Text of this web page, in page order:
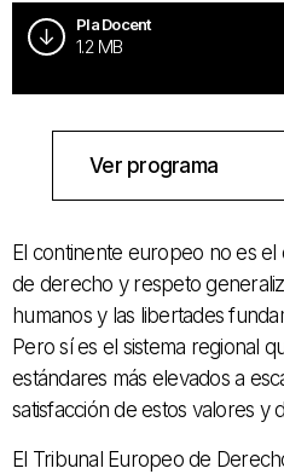
Pla Docent
1.2 MB
Ver programa
El continente europeo no es el
de derecho y respeto
humanos y las libertades
Pero sí es el sistema regional
estándares más elevados a
satisfacción de estos valores y
El Tribunal Europeo de